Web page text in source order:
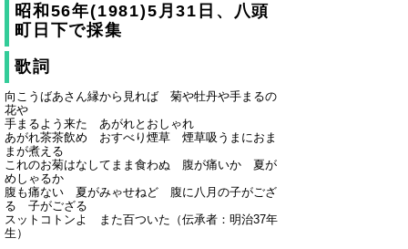
昭和56年(1981)5月31日、八頭
町日下で採集
歌詞
向こうばあさん縁から見れば 菊や牡丹や手まるの
花や
手まるよう来た あがれとおしゃれ
あがれ茶茶飲め おすべり煙草 煙草吸うまにおま
まが煮える
これのお菊はなしてまま食わぬ 腹が痛いか 夏が
めしゃるか
腹も痛ない 夏がみゃせねど 腹に八月の子がござ
る 子がござる
スットコトンよ また百ついた（伝承者：明治37年
生）